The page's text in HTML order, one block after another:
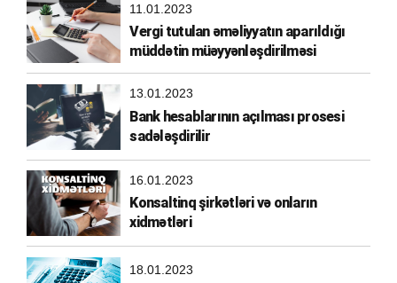
11.01.2023
Vergi tutulan əməliyyatın aparıldığı
müddətin müəyyənləşdirilməsi
13.01.2023
Bank hesablarının açılması prosesi
sadələşdirilir
16.01.2023
Konsaltinq şirkətləri və onların
xidmətləri
18.01.2023